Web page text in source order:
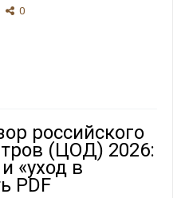
0
российского
(ЦОД) 2026:
«уход в
PDF